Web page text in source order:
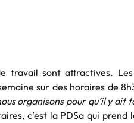
travail sont attractives.
sur des horaires de
organisons pour qu’il y ait
c’est la PDSa qui prend